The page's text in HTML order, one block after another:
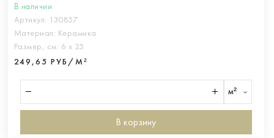
В наличии
Артикул: 130857
Материал: Керамика
Размер, см: 6 х 25
249,65 РУБ/М²
м²
В корзину